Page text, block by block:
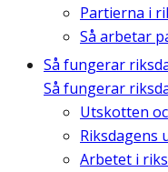
Partierna i
Så arbetar
Så fungerar
Så fungerar
Utskotten
Riksdagens
Arbetet i